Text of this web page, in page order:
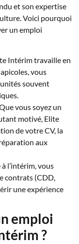
et son expertise
Voici pourquoi
un emploi
Intérim travaille en
vous
souvent
vous soyez un
motivé, Elite
de votre CV, la
aux
à l’intérim, vous
contrats (CDD,
une expérience
emploi
?